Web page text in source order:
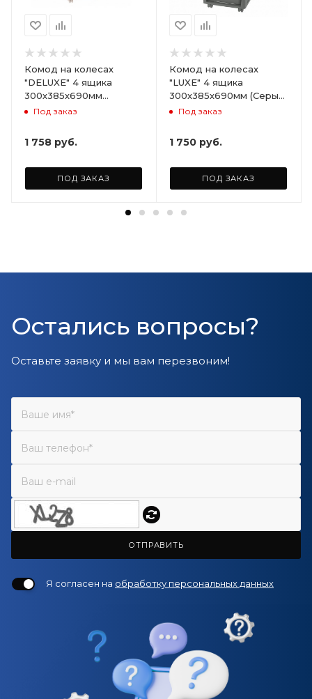
Комод на колесах
"DELUXE" 4 ящика
300х385х690мм
(Светло-бежевый)
Под заказ
1 758 руб.
ПОД ЗАКАЗ
Комод на колесах
"LUXE" 4 ящика
300х385х690мм (Серый)
ARD258086
Под заказ
1 750 руб.
ПОД ЗАКАЗ
Остались вопросы?
Оставьте заявку и мы вам перезвоним!
ОТПРАВИТЬ
Я согласен на обработку персональных данных